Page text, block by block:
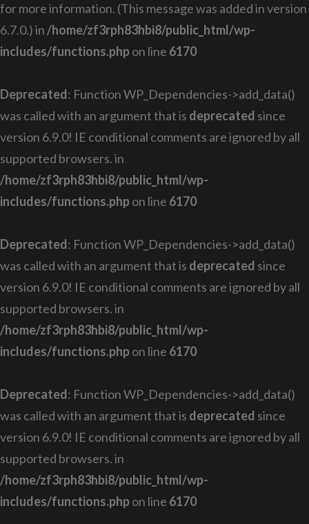
for more information. (This message was added in version
6.7.0.) in /home/zf3rph83hbi8/public_html/wp-
includes/functions.phpon line 6170
Deprecated: Function WP_Dependencies->add_data()
was called with an argument that is deprecated since
version 6.9.0! IE conditional comments are ignored by all
supported browsers. in
/home/zf3rph83hbi8/public_html/wp-
includes/functions.phpon line 6170
Deprecated: Function WP_Dependencies->add_data()
was called with an argument that is deprecated since
version 6.9.0! IE conditional comments are ignored by all
supported browsers. in
/home/zf3rph83hbi8/public_html/wp-
includes/functions.phpon line 6170
Deprecated: Function WP_Dependencies->add_data()
was called with an argument that is deprecated since
version 6.9.0! IE conditional comments are ignored by all
supported browsers. in
/home/zf3rph83hbi8/public_html/wp-
includes/functions.phpon line 6170